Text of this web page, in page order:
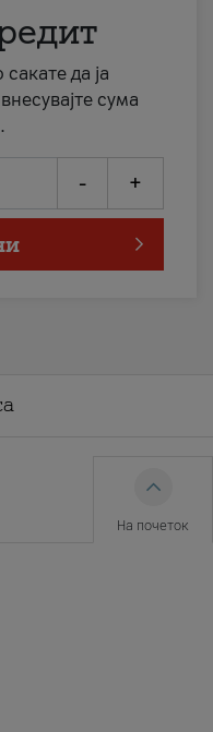
да ја
сума
- +
На почеток